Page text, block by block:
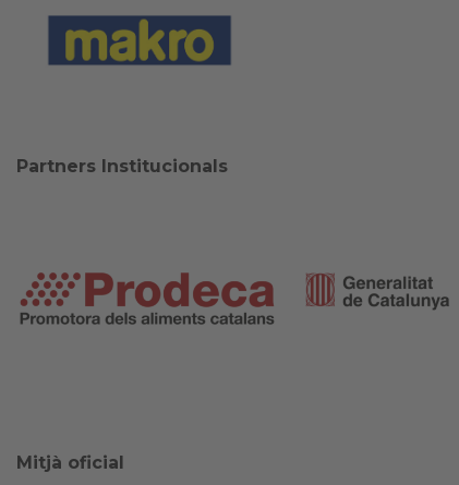
Partners Institucionals
Mitjà oficial